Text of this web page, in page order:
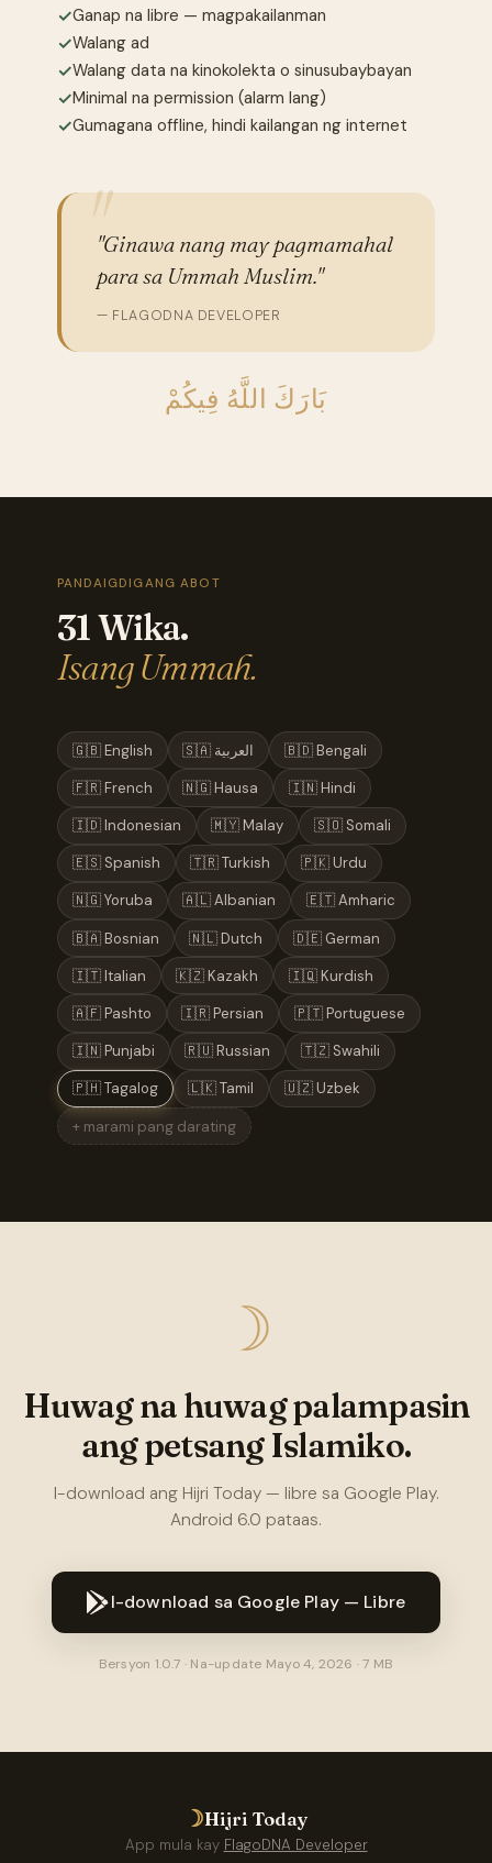
✓Ganap na libre — magpakailanman
✓Walang ad
✓Walang data na kinokolekta o sinusubaybayan
✓Minimal na permission (alarm lang)
✓Gumagana offline, hindi kailangan ng internet
"Ginawa nang may pagmamahal
para sa Ummah Muslim."
— FLAGODNA DEVELOPER
بَارَكَ اللَّهُ فِيكُمْ
PANDAIGDIGANG ABOT
31 Wika.
Isang Ummah.
🇬🇧 English 🇸🇦 العربية 🇧🇩 Bengali
🇫🇷 French 🇳🇬 Hausa 🇮🇳 Hindi
🇮🇩 Indonesian 🇲🇾 Malay 🇸🇴 Somali
🇪🇸 Spanish 🇹🇷 Turkish 🇵🇰 Urdu
🇳🇬 Yoruba 🇦🇱 Albanian 🇪🇹 Amharic
🇧🇦 Bosnian 🇳🇱 Dutch 🇩🇪 German
🇮🇹 Italian 🇰🇿 Kazakh 🇮🇶 Kurdish
🇦🇫 Pashto 🇮🇷 Persian 🇵🇹 Portuguese
🇮🇳 Punjabi 🇷🇺 Russian 🇹🇿 Swahili
🇵🇭 Tagalog 🇱🇰 Tamil 🇺🇿 Uzbek
+ marami pang darating
☽
Huwag na huwag palampasin
ang petsang Islamiko.
I-download ang Hijri Today — libre sa Google Play.
Android 6.0 pataas.
I-download sa Google Play — Libre
Bersyon 1.0.7 · Na-update Mayo 4, 2026 · 7 MB
☽Hijri Today
App mula kay FlagoDNA Developer